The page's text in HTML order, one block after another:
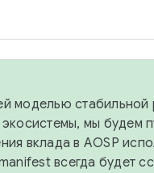
моделью
мы будем
вклада в AOSP
всегда будет